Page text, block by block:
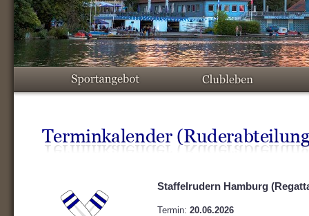
Staffelrudern Hamburg
Termin: 20.06.2026